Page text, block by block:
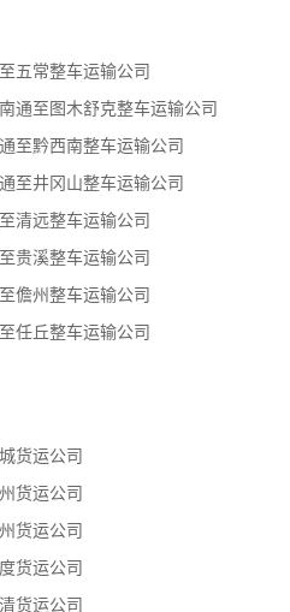
五常整车运输公司
通至图木舒克整车运输公司
至黔西南整车运输公司
至井冈山整车运输公司
清远整车运输公司
贵溪整车运输公司
儋州整车运输公司
任丘整车运输公司
货运公司
货运公司
货运公司
货运公司
货运公司